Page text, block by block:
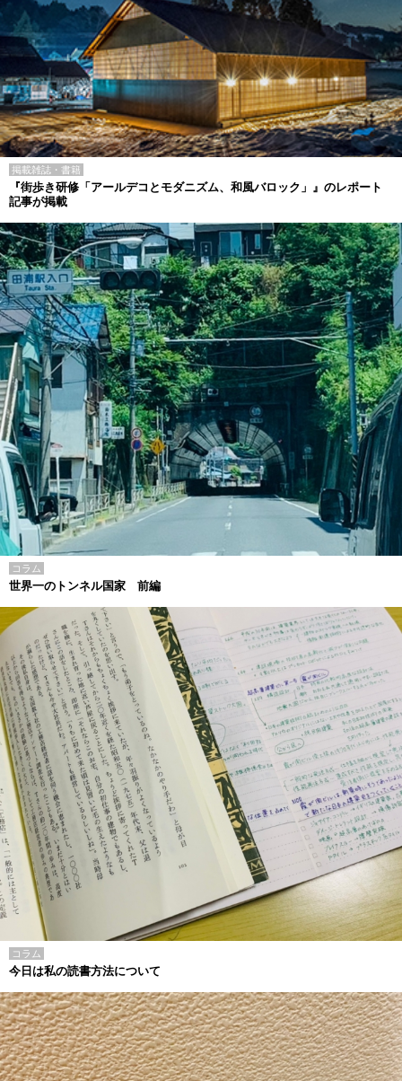
掲載雑誌・書籍
『街歩き研修「アールデコとモダニズム、和風バロック」』のレポート
記事が掲載
コラム
世界一のトンネル国家 前編
コラム
今日は私の読書方法について